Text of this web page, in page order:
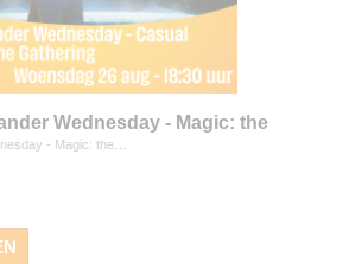
Wednesday - Magic: the
- Magic: the…